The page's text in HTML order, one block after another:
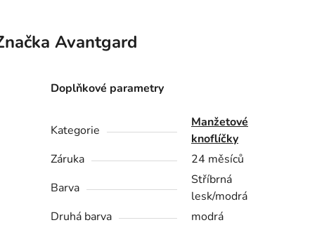
Avantgard
Doplňkové parametry
Kategorie
Manžetové
knoflíčky
Záruka
24 měsíců
Barva
Stříbrná
lesk/modrá
Druhá barva
modrá